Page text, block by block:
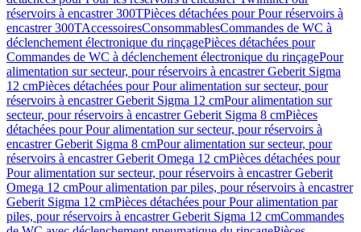
réservoirs à encastrer 300TPièces détachées pour Pour réservoirs à
encastrer 300TAccessoiresConsommablesCommandes de WC à
déclenchement électronique du rinçagePièces détachées pour
Commandes de WC à déclenchement électronique du rinçagePour
alimentation sur secteur, pour réservoirs à encastrer Geberit Sigma
12 cmPièces détachées pour Pour alimentation sur secteur, pour
réservoirs à encastrer Geberit Sigma 12 cmPour alimentation sur
secteur, pour réservoirs à encastrer Geberit Sigma 8 cmPièces
détachées pour Pour alimentation sur secteur, pour réservoirs à
encastrer Geberit Sigma 8 cmPour alimentation sur secteur, pour
réservoirs à encastrer Geberit Omega 12 cmPièces détachées pour
Pour alimentation sur secteur, pour réservoirs à encastrer Geberit
Omega 12 cmPour alimentation par piles, pour réservoirs à encastrer
Geberit Sigma 12 cmPièces détachées pour Pour alimentation par
piles, pour réservoirs à encastrer Geberit Sigma 12 cmCommandes